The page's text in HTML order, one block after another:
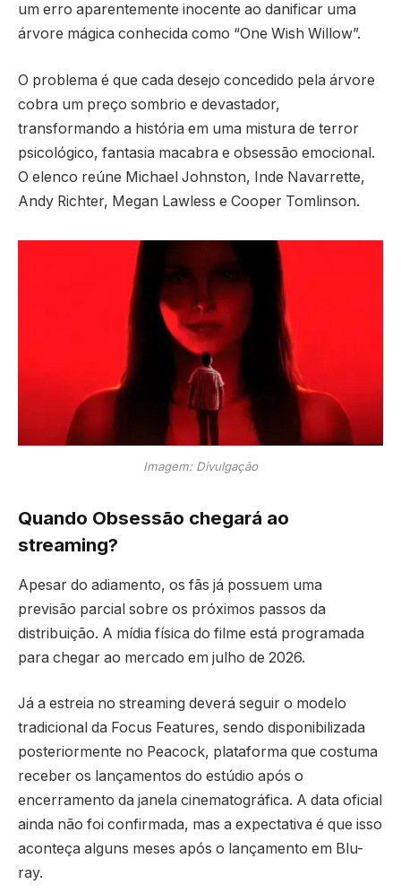
um erro aparentemente inocente ao danificar uma
árvore mágica conhecida como “One Wish Willow”.
O problema é que cada desejo concedido pela árvore
cobra um preço sombrio e devastador,
transformando a história em uma mistura de terror
psicológico, fantasia macabra e obsessão emocional.
O elenco reúne Michael Johnston, Inde Navarrette,
Andy Richter, Megan Lawless e Cooper Tomlinson.
Imagem: Divulgação
Quando Obsessão chegará ao
streaming?
Apesar do adiamento, os fãs já possuem uma
previsão parcial sobre os próximos passos da
distribuição. A mídia física do filme está programada
para chegar ao mercado em julho de 2026.
Já a estreia no streaming deverá seguir o modelo
tradicional da Focus Features, sendo disponibilizada
posteriormente no Peacock, plataforma que costuma
receber os lançamentos do estúdio após o
encerramento da janela cinematográfica. A data oficial
ainda não foi confirmada, mas a expectativa é que isso
aconteça alguns meses após o lançamento em Blu-
ray.